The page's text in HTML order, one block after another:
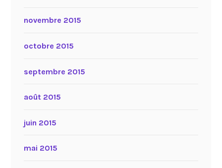
novembre 2015
octobre 2015
septembre 2015
août 2015
juin 2015
mai 2015